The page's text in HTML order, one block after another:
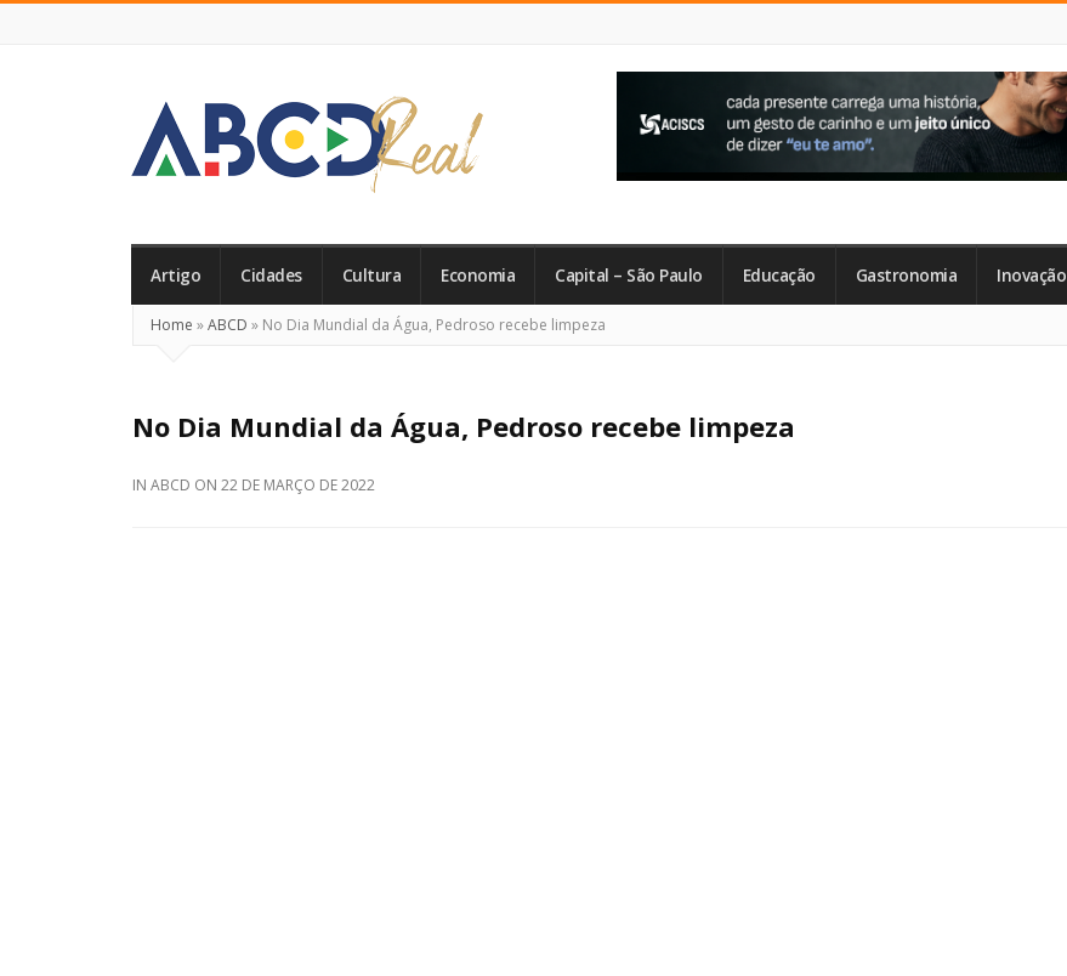
Real
Artigo Cidades Cultura Economia Capital – São Paulo Educação Gastronomia Inovação
Home »ABCD » No Dia Mundial da Água, Pedroso recebe limpeza
No Dia Mundial da Água, Pedroso recebe limpeza
IN ABCD ON 22 DE MARÇO DE 2022